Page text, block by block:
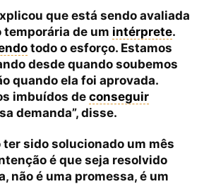
que está sendo avaliada
de um intérprete.
todo o esforço. Estamos
desde quando soubemos
quando ela foi aprovada.
imbuídos de conseguir
demanda”, disse.
ter sido solucionado um mês
é que seja resolvido
não é uma promessa, é um